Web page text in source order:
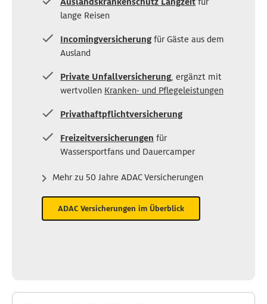
lange Reisen
Incomingversicherungfür Gäste aus dem
Ausland
Private Unfallversicherung, ergänzt mit
wertvollen Kranken- und Pflegeleistungen
Privathaftpflichtversicherung
Freizeitversicherungen für
Wassersportfans und Dauercamper
Mehr zu 50 Jahre ADAC Versicherungen
ADAC Versicherungen im Überblick